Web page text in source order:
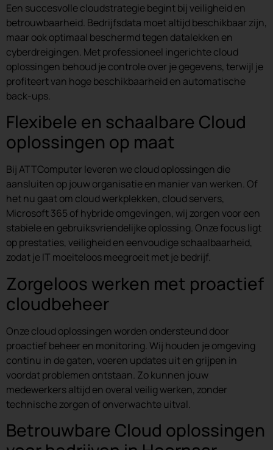
Een succesvolle cloudstrategie begint bij veiligheid en
betrouwbaarheid. Bedrijfsdata moet altijd beschikbaar zijn,
maar ook optimaal beschermd tegen datalekken en
cyberdreigingen. Met professioneel ingerichte cloud
oplossingen behoud je controle over je gegevens, terwijl je
profiteert van hoge beschikbaarheid en automatische
back-ups.
Flexibele en schaalbare Cloud
oplossingen op maat
Bij ATTComputer leveren we cloud oplossingen die
aansluiten op jouw organisatie en manier van werken. Of
het nu gaat om cloud werkplekken, cloud servers,
Microsoft 365 of hybride omgevingen, wij zorgen voor een
stabiele en gebruiksvriendelijke oplossing. Onze focus ligt
op prestaties, veiligheid en eenvoudige schaalbaarheid,
zodat je IT moeiteloos meegroeit met je bedrijf.
Zorgeloos werken met proactief
cloudbeheer
Onze cloud oplossingen worden ondersteund door
proactief beheer en monitoring. Wij houden je omgeving
continu in de gaten, voeren updates uit en grijpen in
voordat problemen ontstaan. Zo kunnen jouw
medewerkers altijd en overal veilig werken, zonder
technische zorgen of onverwachte uitval.
Betrouwbare Cloud oplossingen